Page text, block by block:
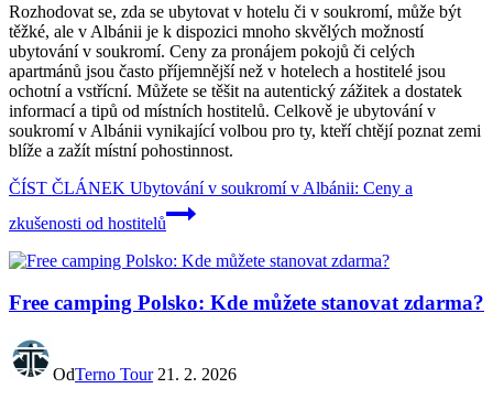
Rozhodovat se, zda se ubytovat v hotelu či v soukromí, může být
těžké, ale v Albánii je k dispozici mnoho skvělých možností
ubytování v soukromí. Ceny za pronájem pokojů či celých
apartmánů jsou často příjemnější než v hotelech a hostitelé jsou
ochotní a vstřícní. Můžete se těšit na autentický zážitek a dostatek
informací a tipů od místních hostitelů. Celkově je ubytování v
soukromí v Albánii vynikající volbou pro ty, kteří chtějí poznat zemi
blíže a zažít místní pohostinnost.
ČÍST ČLÁNEK Ubytování v soukromí v Albánii: Ceny a
zkušenosti od hostitelů
Free camping Polsko: Kde můžete stanovat zdarma?
OdTerno Tour 21. 2. 2026